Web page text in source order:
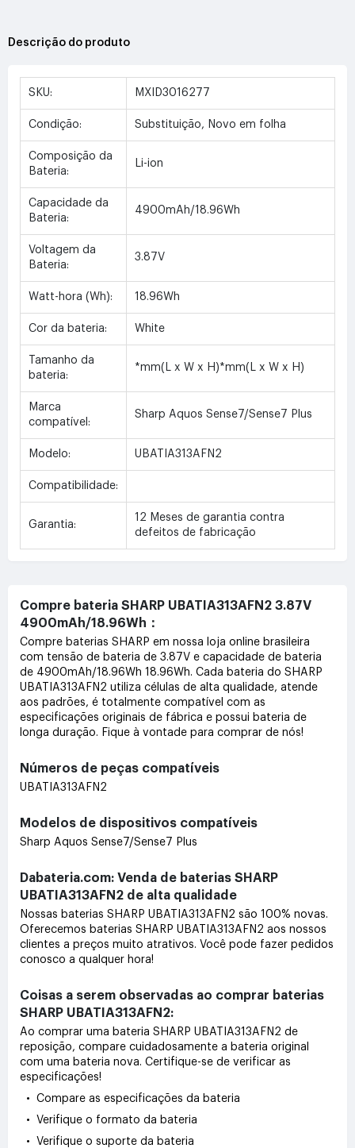
Descrição do produto
SKU: MXID3016277
Condição: Substituição, Novo em folha
Composição da
Bateria:
Li-ion
Capacidade da
Bateria:
4900mAh/18.96Wh
Voltagem da
Bateria:
3.87V
Watt-hora (Wh): 18.96Wh
Cor da bateria: White
Tamanho da
bateria:
*mm(L x W x H)*mm(L x W x H)
Marca
compatível:
Sharp Aquos Sense7/Sense7 Plus
Modelo: UBATIA313AFN2
Compatibilidade:
Garantia:
12 Meses de garantia contra
defeitos de fabricação
Compre bateria SHARP UBATIA313AFN2 3.87V
4900mAh/18.96Wh：
Compre baterias SHARP em nossa loja online brasileira
com tensão de bateria de 3.87V e capacidade de bateria
de 4900mAh/18.96Wh 18.96Wh. Cada bateria do SHARP
UBATIA313AFN2 utiliza células de alta qualidade, atende
aos padrões, é totalmente compatível com as
especificações originais de fábrica e possui bateria de
longa duração. Fique à vontade para comprar de nós!
Números de peças compatíveis
UBATIA313AFN2
Modelos de dispositivos compatíveis
Sharp Aquos Sense7/Sense7 Plus
Dabateria.com: Venda de baterias SHARP
UBATIA313AFN2 de alta qualidade
Nossas baterias SHARP UBATIA313AFN2 são 100% novas.
Oferecemos baterias SHARP UBATIA313AFN2 aos nossos
clientes a preços muito atrativos. Você pode fazer pedidos
conosco a qualquer hora!
Coisas a serem observadas ao comprar baterias
SHARP UBATIA313AFN2:
Ao comprar uma bateria SHARP UBATIA313AFN2 de
reposição, compare cuidadosamente a bateria original
com uma bateria nova. Certifique-se de verificar as
especificações!
• Compare as especificações da bateria
• Verifique o formato da bateria
• Verifique o suporte da bateria